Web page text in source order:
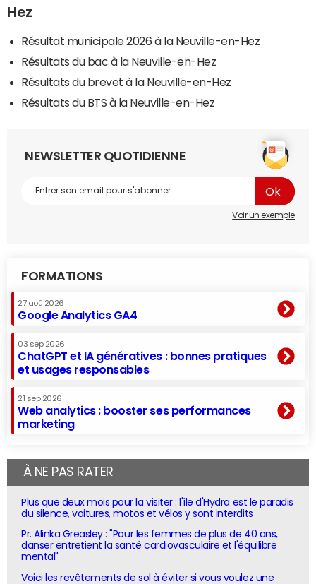
Hez
Résultat municipale 2026 à la Neuville-en-Hez
Résultats du bac à la Neuville-en-Hez
Résultats du brevet à la Neuville-en-Hez
Résultats du BTS à la Neuville-en-Hez
NEWSLETTER QUOTIDIENNE
Voir un exemple
FORMATIONS
27 aoû 2026
Google Analytics GA4
03 sep 2026
ChatGPT et IA génératives : bonnes pratiques
et usages responsables
21 sep 2026
Web analytics : booster ses performances
marketing
À NE PAS RATER
Plus que deux mois pour la visiter : l'île d'Hydra est le paradis
du silence, voitures, motos et vélos y sont interdits
Pr. Alinka Greasley : "Pour les femmes de plus de 40 ans,
danser entretient la santé cardiovasculaire et l'équilibre
mental"
Voici les revêtements de sol à éviter si vous voulez une